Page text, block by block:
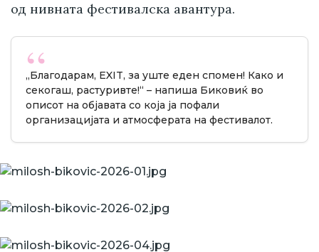
од нивната фестивалска авантура.
„Благодарам, EXIT, за уште еден спомен! Како и
секогаш, растуривте!“ – напиша Биковиќ во
описот на објавата со која ја пофали
организацијата и атмосферата на фестивалот.